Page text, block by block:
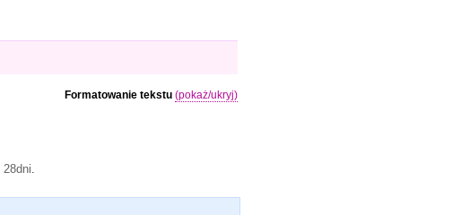
28dni.
Formatowanie tekstu (pokaż/ukryj)